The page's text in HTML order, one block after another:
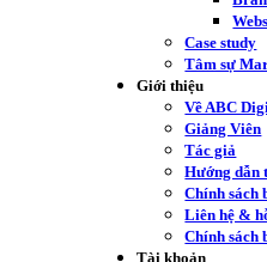
Case study
Tâm sự
Giới thiệu
Về ABC
Giảng Viên
Tác giả
Hướng dẫn
Chính sách
Liên hệ &
Chính sách
Tài khoản